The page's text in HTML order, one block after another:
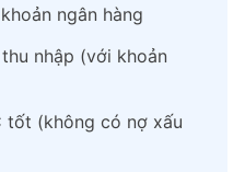
ngân hàng
nhập (với khoản
tốt (không có nợ xấu